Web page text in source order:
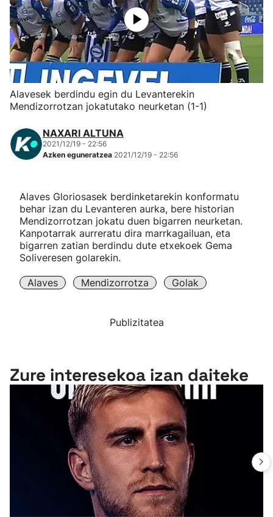
Herri-kirolak
Eskubaloia
Kirolak 360
Mendi-lasterketak
"Helmuga"
Alavesek berdindu egin du Levanterekin
Mendizorrotzan jokatutako neurketan (1-1)
NAXARI ALTUNA
2021/12/19 - 22:56
Azken eguneratzea 2021/12/19 - 22:56
Alaves Gloriosasek berdinketarekin konformatu
behar izan du Levanteren aurka, bere historian
Mendizorrotzan jokatu duen bigarren neurketan.
Kanpotarrak aurreratu dira marrkagailuan, eta
bigarren zatian berdindu dute etxekoek Gema
Soliveresen golarekin.
Alaves Mendizorrotza Golak
Publizitatea
Zure interesekoa izan daiteke